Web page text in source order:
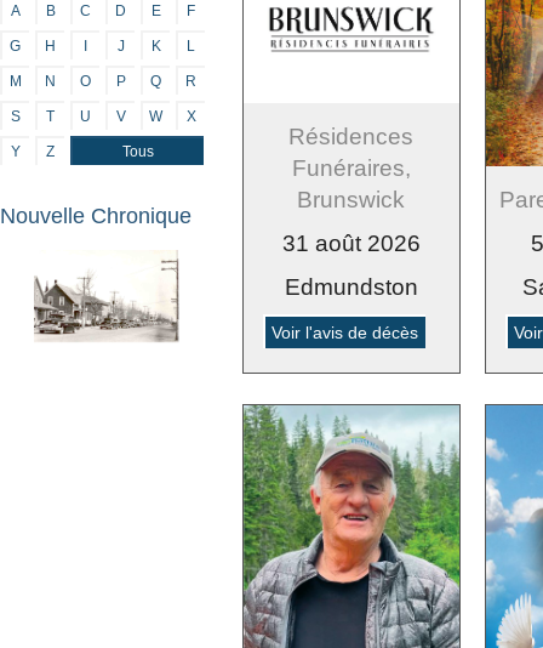
A B C D E F
G H I J K L
M N O P Q R
S T U V W X
Y Z Tous
Résidences
Funéraires,
Brunswick
31 août 2026
Edmundston
Voir l'avis de décès
Nouvelle Chronique